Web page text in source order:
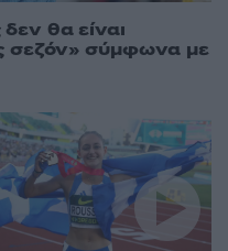
θα είναι
σεζόν» σύμφωνα με